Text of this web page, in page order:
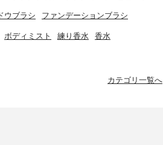
ウブラシ ファンデーションブラシ
ボディミスト 練り香水 香水
カテゴリ一覧へ